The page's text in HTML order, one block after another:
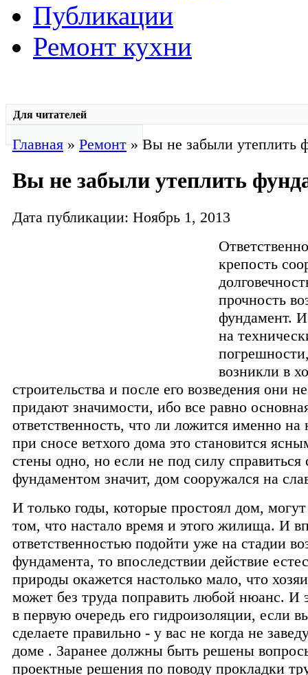
Публикации
Ремонт кухни
Для читателей
Главная»Ремонт» Вы не забыли утеплить
Вы не забыли утеплить
Дата публикации: Ноябрь 1, 2013
крепость
прочность
фундамент.
на
возникли в
строительства и после его возведения они
придают значимости, ибо все равно
ответственность, что ли ложится именно
при сносе ветхого дома это становится
стены одно, но если не под силу справиться
фундаментом значит, дом сооружался на
И только годы, которые простоял дом, могут
том, что настало время и этого жилища. И
ответственностью подойти уже на стадии
фундамента, то впоследствии действие
природы окажется настолько мало, что
может без труда поправить любой нюанс. И
в первую очередь его гидроизоляции, если
сделаете правильно - у вас не когда не
доме . Заранее должны быть решены
проектные решения по поводу прокладки